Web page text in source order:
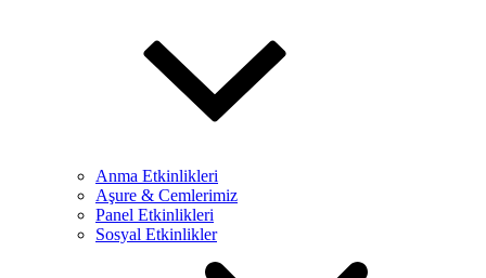
Anma Etkinlikleri
Aşure & Cemlerimiz
Panel Etkinlikleri
Sosyal Etkinlikler